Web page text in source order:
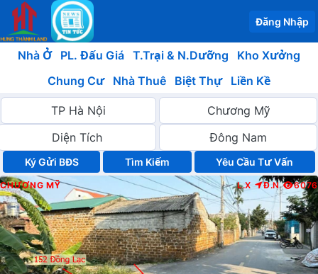
Đăng Nhập
Nhà Ở PL. Đấu Giá T.Trại & N.Dưỡng
Kho Xưởng
Chung Cư
Nhà Thuê Biệt Thự Liền Kề
Ký Gửi BĐS Yêu Cầu Tư Vấn
CHƯƠNG MỸ L.X Đ.N 6076